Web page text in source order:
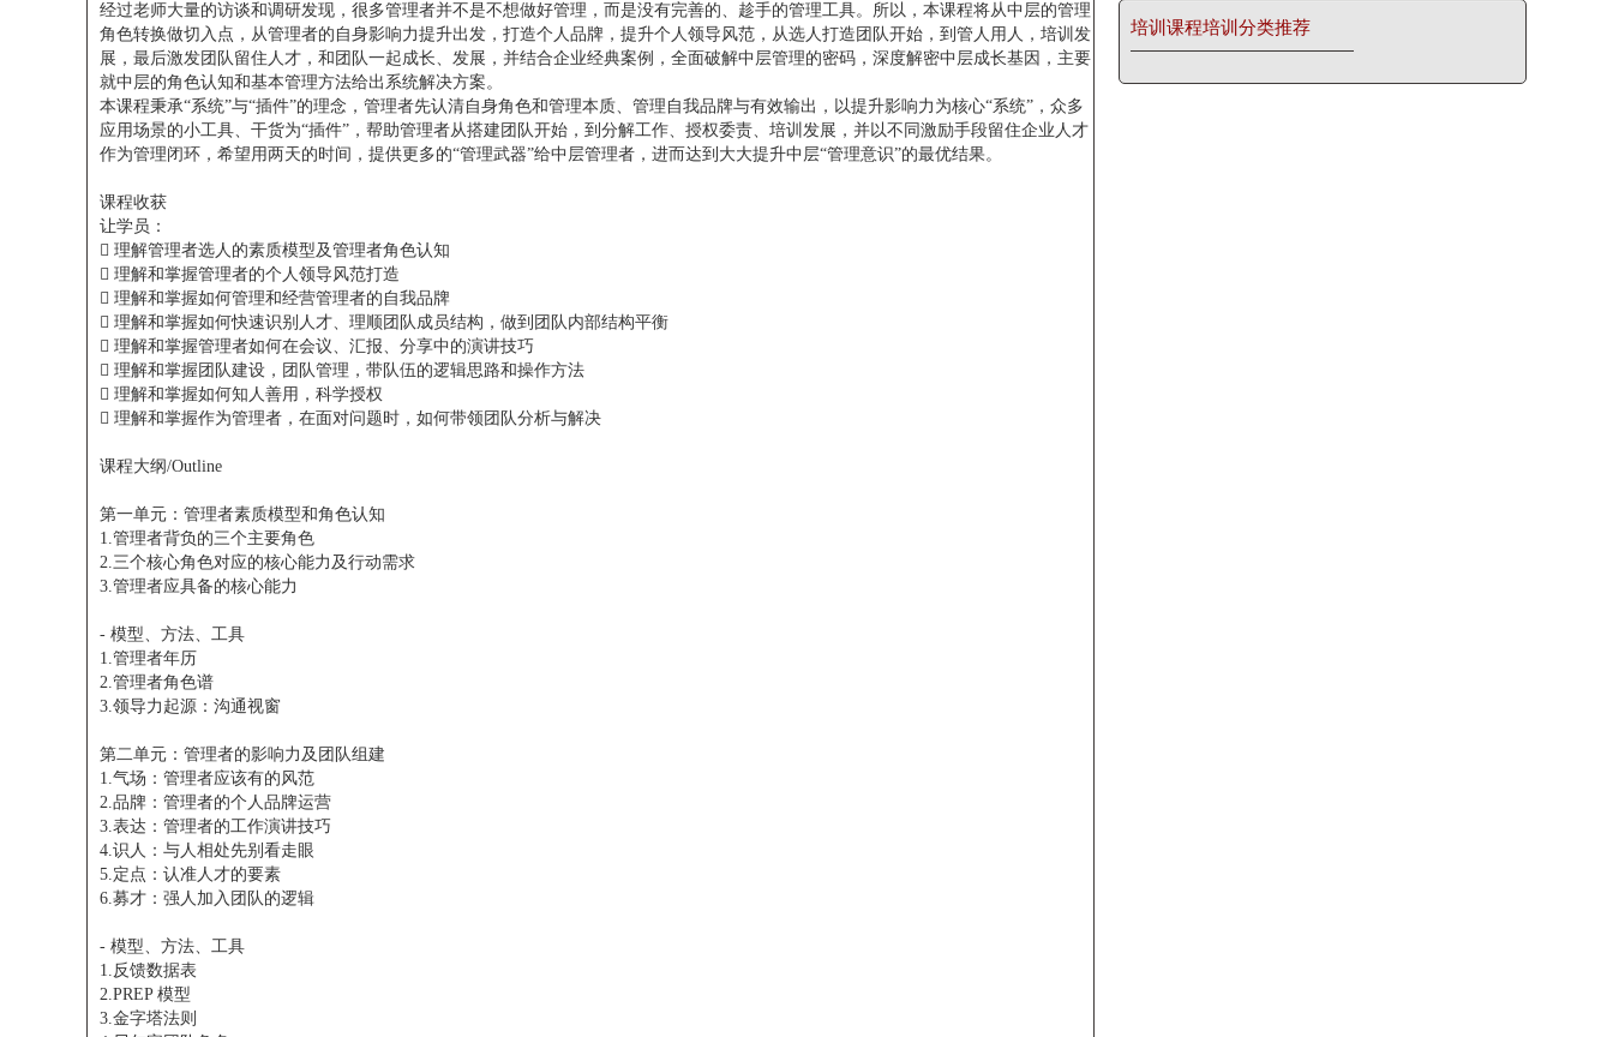
经过老师大量的访谈和调研发现，很多管理者并不是不想做好管理，而是没有完善的、趁手的管理工具。所以，本课程将从中层的管理
角色转换做切入点，从管理者的自身影响力提升出发，打造个人品牌，提升个人领导风范，从选人打造团队开始，到管人用人，培训发
展，最后激发团队留住人才，和团队一起成长、发展，并结合企业经典案例，全面破解中层管理的密码，深度解密中层成长基因，主要
就中层的角色认知和基本管理方法给出系统解决方案。
本课程秉承“系统”与“插件”的理念，管理者先认清自身角色和管理本质、管理自我品牌与有效输出，以提升影响力为核心“系统”，众多
应用场景的小工具、干货为“插件”，帮助管理者从搭建团队开始，到分解工作、授权委责、培训发展，并以不同激励手段留住企业人才
作为管理闭环，希望用两天的时间，提供更多的“管理武器”给中层管理者，进而达到大大提升中层“管理意识”的最优结果。
课程收获
让学员：
 理解管理者选人的素质模型及管理者角色认知
 理解和掌握管理者的个人领导风范打造
 理解和掌握如何管理和经营管理者的自我品牌
 理解和掌握如何快速识别人才、理顺团队成员结构，做到团队内部结构平衡
 理解和掌握管理者如何在会议、汇报、分享中的演讲技巧
 理解和掌握团队建设，团队管理，带队伍的逻辑思路和操作方法
 理解和掌握如何知人善用，科学授权
 理解和掌握作为管理者，在面对问题时，如何带领团队分析与解决
课程大纲/Outline
第一单元：管理者素质模型和角色认知
1.管理者背负的三个主要角色
2.三个核心角色对应的核心能力及行动需求
3.管理者应具备的核心能力
- 模型、方法、工具
1.管理者年历
2.管理者角色谱
3.领导力起源：沟通视窗
第二单元：管理者的影响力及团队组建
1.气场：管理者应该有的风范
2.品牌：管理者的个人品牌运营
3.表达：管理者的工作演讲技巧
4.识人：与人相处先别看走眼
5.定点：认准人才的要素
6.募才：强人加入团队的逻辑
- 模型、方法、工具
1.反馈数据表
2.PREP 模型
3.金字塔法则
培训课程培训分类推荐